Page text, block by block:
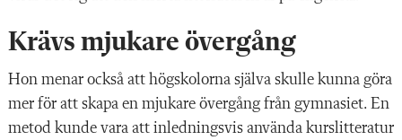
Krävs mjukare övergång
Hon menar också att högskolorna själva skulle kunna göra
mer för att skapa en mjukare övergång från gymnasiet. En
metod kunde vara att inledningsvis använda kurslitteratur